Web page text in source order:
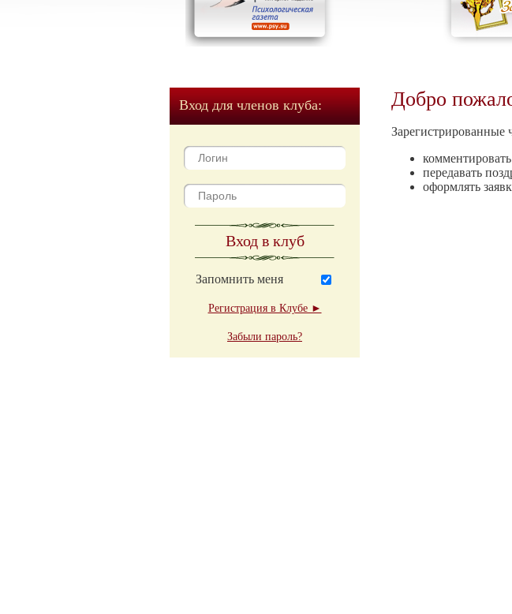
Вход для членов клуба:
Вход в клуб
Запомнить меня
Регистрация в Клубе ►
Забыли пароль?
Добро
Зарегистрированные
передавать
оформлять